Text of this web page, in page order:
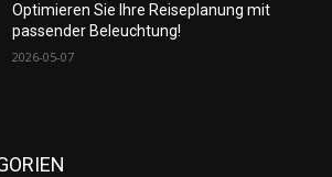
Optimieren Sie Ihre Reiseplanung mit
passender Beleuchtung!
2026-05-07